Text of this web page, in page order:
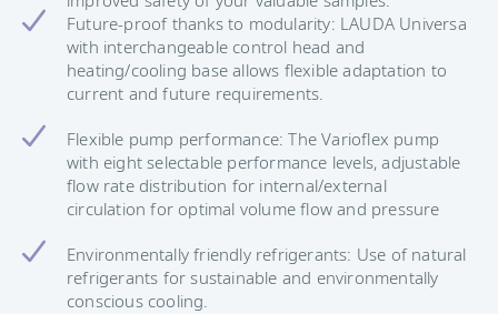
Future-proof thanks to modularity: LAUDA Universa
with interchangeable control head and
heating/cooling base allows flexible adaptation to
current and future requirements.
Flexible pump performance: The Varioflex pump
with eight selectable performance levels, adjustable
flow rate distribution for internal/external
circulation for optimal volume flow and pressure
Environmentally friendly refrigerants: Use of natural
refrigerants for sustainable and environmentally
conscious cooling.